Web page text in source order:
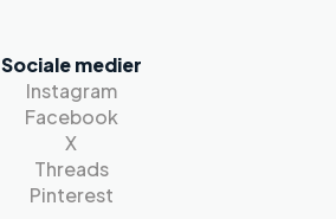
Sociale medier
Instagram
Facebook
X
Threads
Pinterest